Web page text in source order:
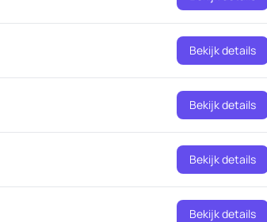
Bekijk details
Bekijk details
Bekijk details
Bekijk details